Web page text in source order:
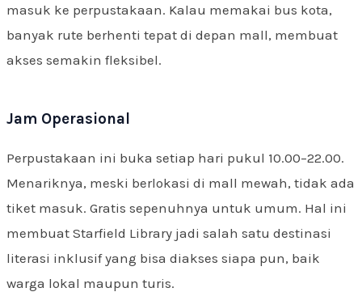
masuk ke perpustakaan. Kalau memakai bus kota,
banyak rute berhenti tepat di depan mall, membuat
akses semakin fleksibel.
Jam Operasional
Perpustakaan ini buka setiap hari pukul 10.00–22.00.
Menariknya, meski berlokasi di mall mewah, tidak ada
tiket masuk. Gratis sepenuhnya untuk umum. Hal ini
membuat Starfield Library jadi salah satu destinasi
literasi inklusif yang bisa diakses siapa pun, baik
warga lokal maupun turis.